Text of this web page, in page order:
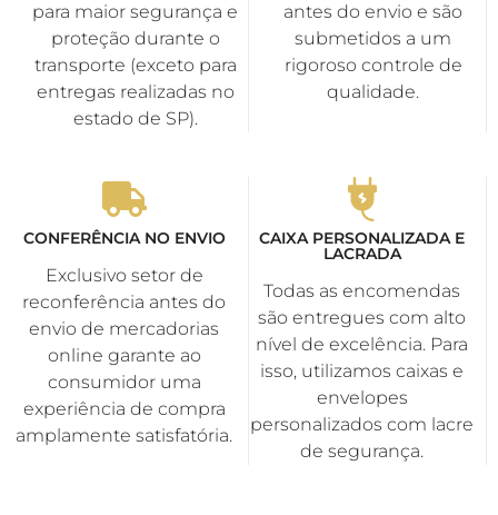
para maior segurança e
proteção durante o
transporte (exceto para
entregas realizadas no
estado de SP).
antes do envio e são
submetidos a um
rigoroso controle de
qualidade.
CONFERÊNCIA NO ENVIO
Exclusivo setor de
reconferência antes do
envio de mercadorias
online garante ao
consumidor uma
experiência de compra
amplamente satisfatória.
CAIXA PERSONALIZADA E
LACRADA
Todas as encomendas
são entregues com alto
nível de excelência. Para
isso, utilizamos caixas e
envelopes
personalizados com lacre
de segurança.